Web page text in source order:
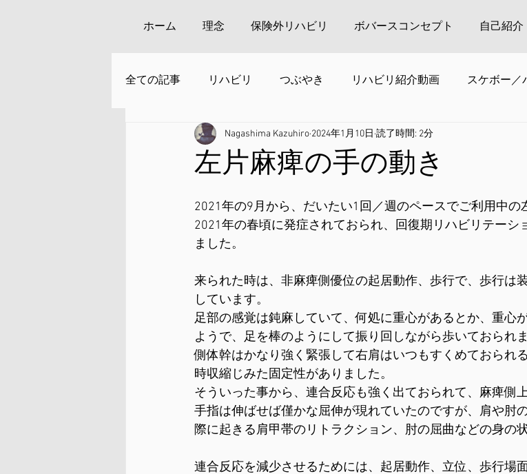
ホーム 理念 保険外リハビリ ボバースコンセプト 自己紹介
全ての記事 リハビリ つぶやき リハビリ紹介動画 スケボー／
安来周辺の観光
左片麻痺の手の動き
Nagashima Kazuhiro 2024年1月10日 読了時間: 2分
2021年の9月から、だいたい1回／週のペースでご利用中の
2021年の春頃に発症されておられ、回復期リハビリテーシ
ました。
来られた時は、非麻痺側優位の起居動作、歩行で、歩行は
しています。
足部の感覚は鈍麻していて、何処に重心があるとか、重心
ようで、足を棒のようにして振り回しながら歩いておられ
側体幹はかなり強く緊張して右肩はいつもすくめておられ
時収縮じみた固定性がありました。
そういった事から、連合反応も強く出ておられて、麻痺側
手指は伸ばせば僅かな屈伸が現れていたのですが、肩や肘
際に起きる肩甲帯のリトラクション、肘の屈曲などの身の状
連合反応を減少させるためには、起居動作、立位、歩行場